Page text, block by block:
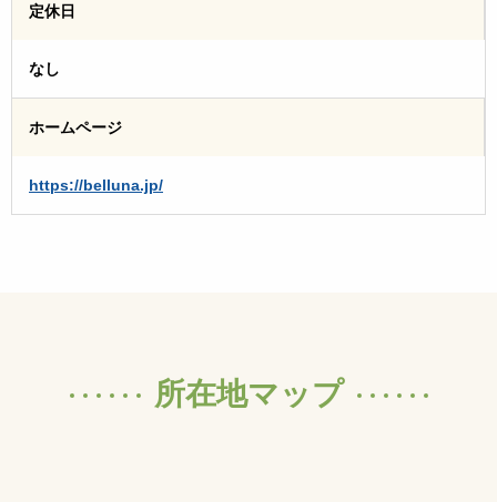
定休日
なし
ホームページ
https://belluna.jp/
所在地マップ